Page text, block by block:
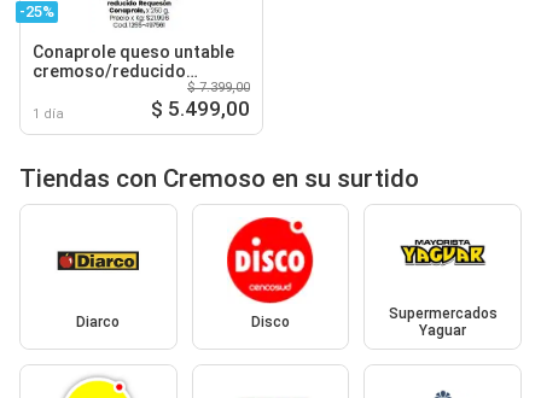
-25%
Conaprole queso untable
cremoso/reducido
1 día
$ 7.399,00
$ 5.499,00
Tiendas con Cremoso en su surtido
Diarco Disco
Supermercados
Yaguar